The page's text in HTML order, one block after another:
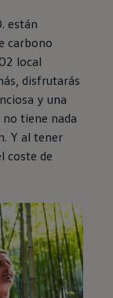
están
carbono
local
disfrutarás
y una
tiene nada
Y al tener
coste de